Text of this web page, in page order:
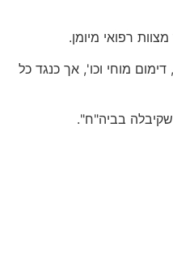
מוחי וכו', אך כנגד כל
בביה"ח".